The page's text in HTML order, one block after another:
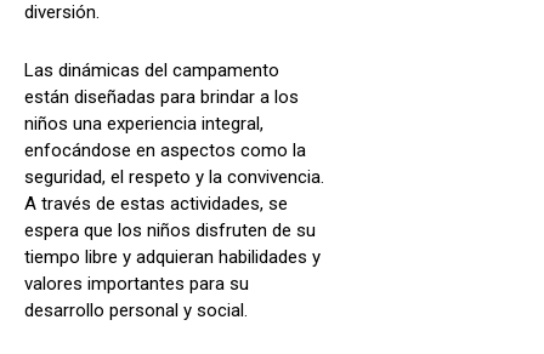
diversión.
Las dinámicas del campamento
están diseñadas para brindar a los
niños una experiencia integral,
enfocándose en aspectos como la
seguridad, el respeto y la convivencia.
A través de estas actividades, se
espera que los niños disfruten de su
tiempo libre y adquieran habilidades y
valores importantes para su
desarrollo personal y social.